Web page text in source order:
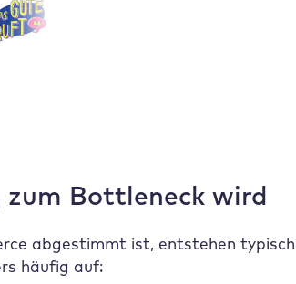
zum Bottleneck wird
abgestimmt ist, entstehen
häufig auf: